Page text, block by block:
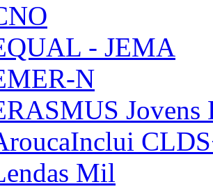
- JEMA
N
Jovens
Mil